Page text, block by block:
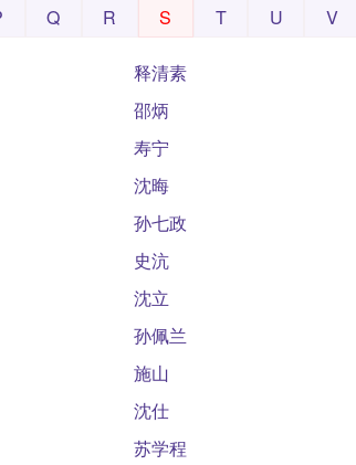
Q R S T U V
释清素
邵炳
寿宁
沈晦
孙七政
史沆
沈立
孙佩兰
施山
沈仕
苏学程